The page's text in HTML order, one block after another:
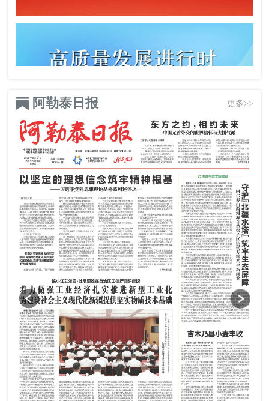
阿勒泰日报 更多>>